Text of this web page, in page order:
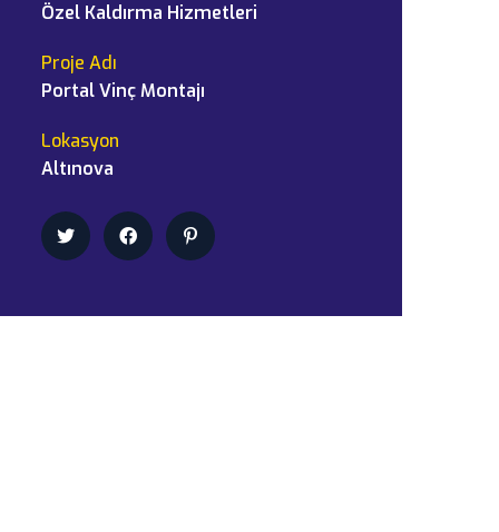
Özel Kaldırma Hizmetleri
Proje Adı
Portal Vinç Montajı
Lokasyon
Altınova